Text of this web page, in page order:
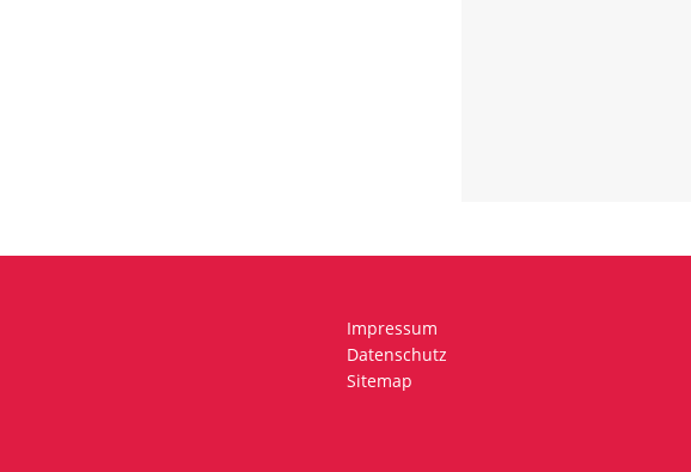
Impressum
Datenschutz
Sitemap